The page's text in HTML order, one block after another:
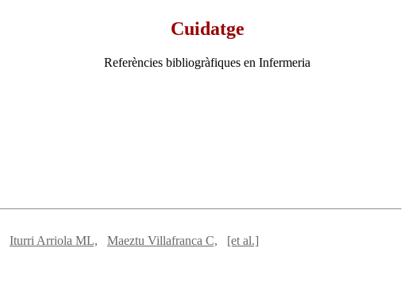
Cuidatge
Referències bibliogràfiques en Infermeria
Iturri Arriola ML, Maeztu Villafranca C,
[et al.]